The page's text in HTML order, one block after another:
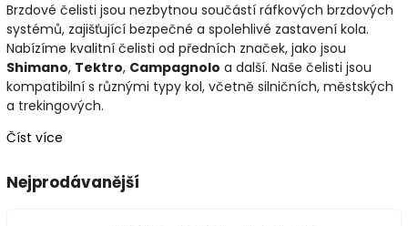
Brzdové čelisti jsou nezbytnou součástí ráfkových brzdových
systémů, zajišťující bezpečné a spolehlivé zastavení kola.
Nabízíme kvalitní čelisti od předních značek, jako jsou
Shimano, Tektro, Campagnolo a další. Naše čelisti jsou
kompatibilní s různými typy kol, včetně silničních, městských
a trekingových.
Číst více
Nejprodávanější